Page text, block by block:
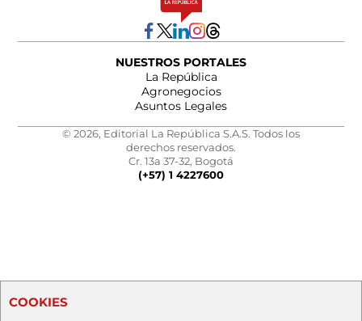
NUESTROS PORTALES
La República
Agronegocios
Asuntos Legales
© 2026, Editorial La República S.A.S. Todos los
derechos reservados.
Cr. 13a 37-32, Bogotá
(+57) 1 4227600
COOKIES